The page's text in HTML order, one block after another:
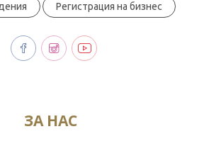
Регистрация на бизнес
ЗА НАС